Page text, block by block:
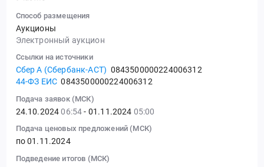
Способ размещения
Аукционы
Электронный аукцион
Ссылки на источники
Сбер А (Сбербанк-АСТ) 0843500000224006312
44-ФЗ ЕИС 0843500000224006312
Подача заявок (МСК)
24.10.202406:54- 01.11.2024 05:00
Подача ценовых предложений (МСК)
по 01.11.2024
Подведение итогов (МСК)